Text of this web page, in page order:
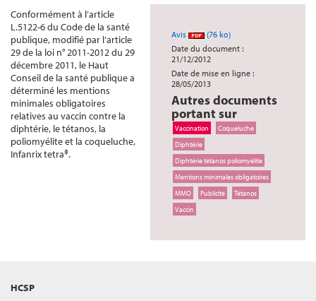
Avis
(76 ko)
Date du document :
21/12/2012
Date de mise en ligne :
28/05/2013
Autres documents
portant sur
Vaccination
Coqueluche
Diphtérie
Diphtérie tétanos poliomyélite
Mentions minimales obligatoires
MMO
Publicité
Tétanos
Vaccin
Conformément à l’article
L.5122-6 du Code de la santé
publique, modifié par l’article
29 de la loi n° 2011-2012 du 29
décembre 2011, le Haut
Conseil de la santé publique a
déterminé les mentions
minimales obligatoires
relatives au vaccin contre la
diphtérie, le tétanos, la
poliomyélite et la coqueluche,
Infanrix tetra®.
HCSP